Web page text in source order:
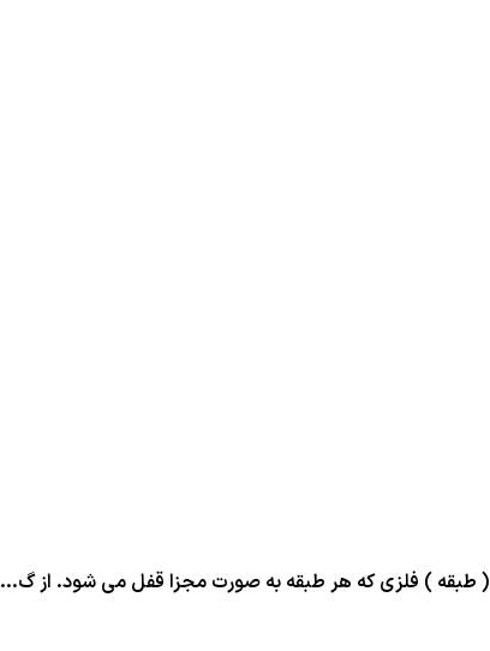
طبقه ) فلزی که هر طبقه به صورت مجزا قفل می شود. از گ...